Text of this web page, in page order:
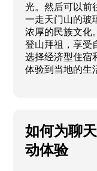
光。然后可以前
一走天门山的玻
浓厚的民族文化
登山拜祖，享受
选择经济型住宿
体验到当地的生
如何为聊
动体验